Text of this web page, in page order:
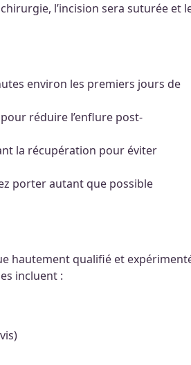
l’incision sera suturée et
environ les premiers jours de
réduire l’enflure post-
la récupération pour éviter
porter autant que possible
hautement qualifié et
incluent :